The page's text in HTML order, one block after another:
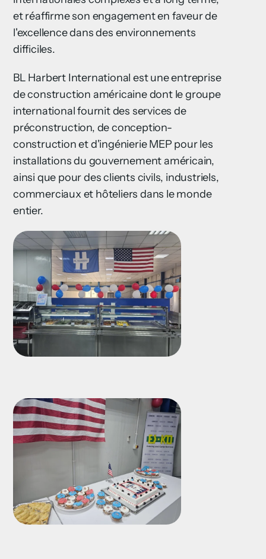
et réaffirme son engagement en faveur de
l'excellence dans des environnements
difficiles.
BL Harbert International est une entreprise
de construction américaine dont le groupe
international fournit des services de
préconstruction, de conception-
construction et d'ingénierie MEP pour les
installations du gouvernement américain,
ainsi que pour des clients civils, industriels,
commerciaux et hôteliers dans le monde
entier.